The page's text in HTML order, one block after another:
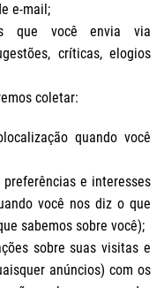
e-mail;
que você envia via
críticas, elogios
coletar:
quando você
e interesses
você nos diz o que
sabemos sobre você);
sobre suas visitas e
anúncios) com os